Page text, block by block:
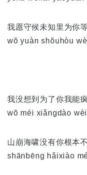
我愿守候未知里为你
wŏ yuàn shŏuhòu
我没想到为了你我能
wŏ méi xiǎngdào
山崩海啸没有你根本
shānbēng hǎixiào